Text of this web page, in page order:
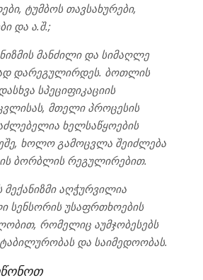
ტუმბოს თავსახურები,
და ა.შ.;
მანძილი და სიმაღლე
დარეგულირდეს. ბოთლის
სპეციფიკაციის
მთელი პროცესის
ხელსაწყოების
ხოლო გამოცვლა შეიძლება
ბორბლის რეგულირებით.
მექანიზმი აღჭურვილია
უსაფრთხოების
რომელიც აუმჯობესებს
და საიმედოობას.